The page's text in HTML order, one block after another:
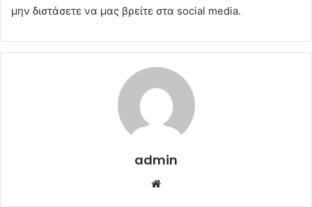
μην διστάσετε να μας βρείτε στα social media.
admin